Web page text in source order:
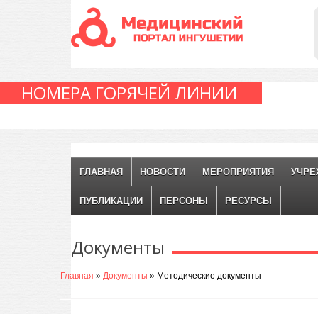
НОМЕРА ГОРЯЧЕЙ ЛИНИИ
ГЛАВНАЯ НОВОСТИ МЕРОПРИЯТИЯ
ПУБЛИКАЦИИ ПЕРСОНЫ РЕСУРСЫ
Документы
Главная » Документы » Методические документы